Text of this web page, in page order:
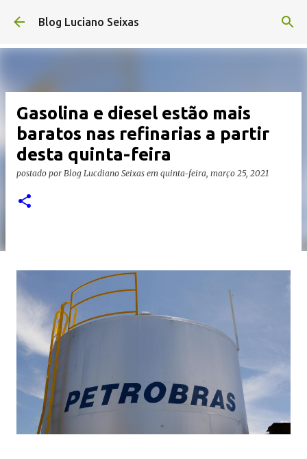
Pular para o conteúdo principal
Blog Luciano Seixas
Gasolina e diesel estão mais
baratos nas refinarias a partir
desta quinta-feira
postado por Blog Lucdiano Seixas em quinta-feira, março 25, 2021